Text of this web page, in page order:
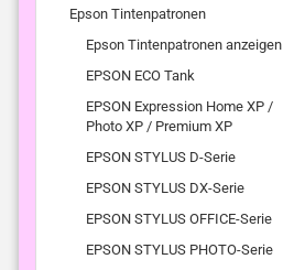
Epson Tintenpatronen
Epson Tintenpatronen anzeigen
EPSON ECO Tank
EPSON Expression Home XP /
Photo XP / Premium XP
EPSON STYLUS D-Serie
EPSON STYLUS DX-Serie
EPSON STYLUS OFFICE-Serie
EPSON STYLUS PHOTO-Serie